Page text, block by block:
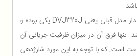
توان دستگاه دقیقا با مقدار مدل قبلی یعنی DVJ320J یکی بوده و
می باشد. تنها فرق آن در میزان ظرفیت جریانی آن
1.5 آمپر ساعت است. که با توجه به این مورد شارژدهی